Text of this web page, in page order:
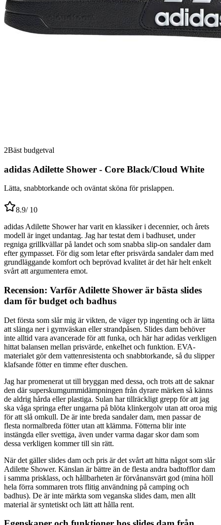
2Bäst budgetval
adidas Adilette Shower - Core Black/Cloud White
Lätta, snabbtorkande och oväntat sköna för prislappen.
8.9/ 10
adidas Adilette Shower har varit en klassiker i decennier, och årets
modell är inget undantag. Jag har testat dem i badhuset, under
regniga grillkvällar på landet och som snabba slip-on sandaler dam
efter gympasset. För dig som letar efter prisvärda sandaler dam med
grundläggande komfort och beprövad kvalitet är det här helt enkelt
svårt att argumentera emot.
Recension: Varför Adilette Shower är bästa slides
dam för budget och badhus
Det första som slår mig är vikten, de väger typ ingenting och är lätta
att slänga ner i gymväskan eller strandpåsen. Slides dam behöver
inte alltid vara avancerade för att funka, och här har adidas verkligen
hittat balansen mellan prisvärde, enkelhet och funktion. EVA-
materialet gör dem vattenresistenta och snabbtorkande, så du slipper
klafsande fötter en timme efter duschen.
Jag har promenerat ut till bryggan med dessa, och trots att de saknar
den där superskumgummidämpningen från dyrare märken så känns
de aldrig hårda eller plastiga. Sulan har tillräckligt grepp för att jag
ska våga springa efter ungarna på blöta klinkergolv utan att oroa mig
för att slå omkull. De är inte breda sandaler dam, men passar de
flesta normalbreda fötter utan att klämma. Fötterna blir inte
instängda eller svettiga, även under varma dagar skor dam som
dessa verkligen kommer till sin rätt.
När det gäller slides dam och pris är det svårt att hitta något som slår
Adilette Shower. Känslan är bättre än de flesta andra badtofflor dam
i samma prisklass, och hållbarheten är förvånansvärt god (mina höll
hela förra sommaren trots flitig användning på camping och
badhus). De är inte märkta som veganska slides dam, men allt
material är syntetiskt och lätt att hålla rent.